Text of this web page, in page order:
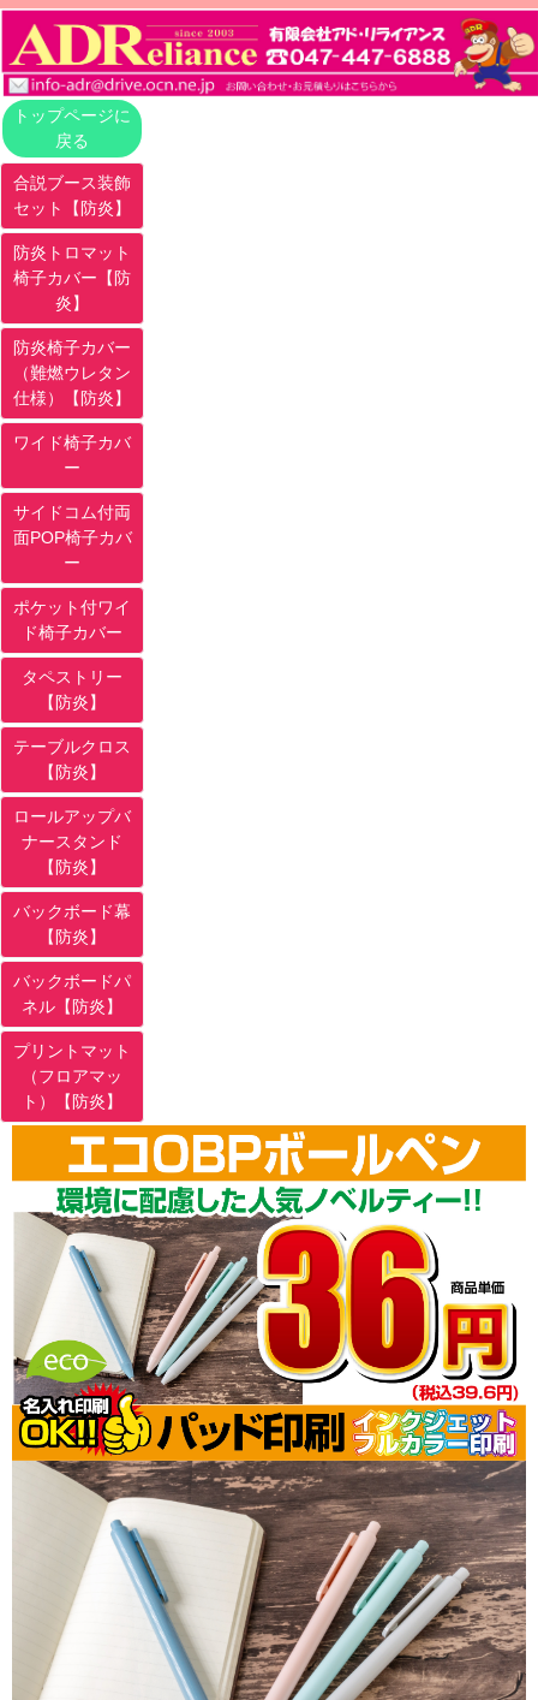
トップページに
戻る
合説ブース装飾
セット【防炎】
防炎トロマット
椅子カバー【防
炎】
防炎椅子カバー
（難燃ウレタン
仕様）【防炎】
ワイド椅子カバ
ー
サイドコム付両
面POP椅子カバ
ー
ポケット付ワイ
ド椅子カバー
タペストリー
【防炎】
テーブルクロス
【防炎】
ロールアップバ
ナースタンド
【防炎】
バックボード幕
【防炎】
バックボードパ
ネル【防炎】
プリントマット
（フロアマッ
ト）【防炎】